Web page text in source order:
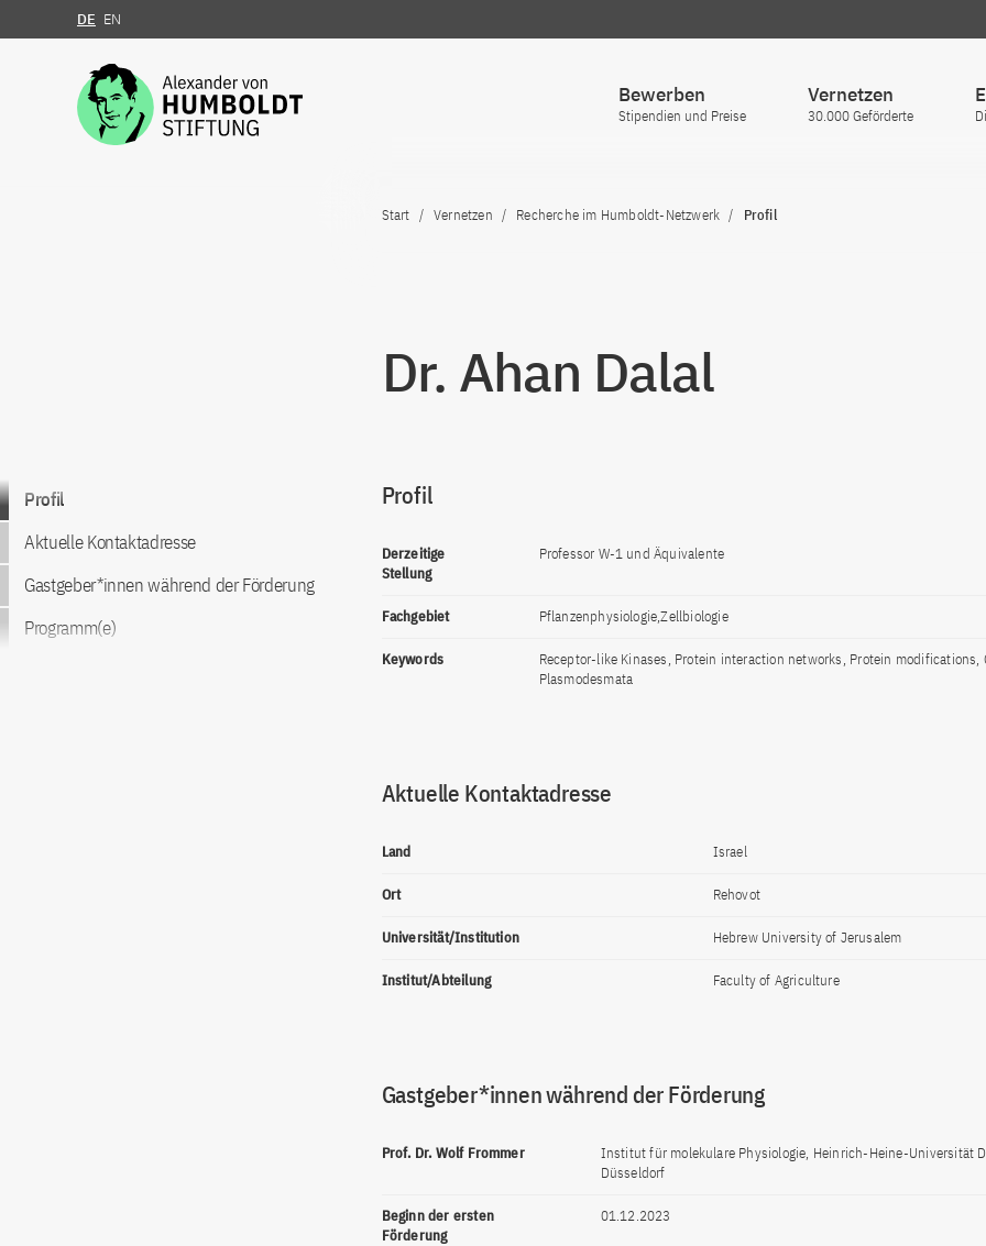
Zum Inhalt springen
DE EN
Bewerben
Stipendien und Preise
Vernetzen
30.000 Geförderte
Start Vernetzen Recherche im Humboldt-Netzwerk Profil
Dr. Ahan Dalal
Zum Inhalt springen
Profil
Aktuelle Kontaktadresse
Gastgeber*innen während der Förderung
Programm(e)
Profil
Derzeitige
Stellung
Professor W-1 und Äquivalente
Fachgebiet Pflanzenphysiologie,Zellbiologie
Keywords
Receptor-like Kinases, Protein interaction networks, Protein modifications,
Plasmodesmata
Aktuelle Kontaktadresse
Land Israel
Ort Rehovot
Universität/Institution Hebrew University of Jerusalem
Institut/Abteilung Faculty of Agriculture
Gastgeber*innen während der Förderung
Prof. Dr. Wolf Frommer
Institut für molekulare Physiologie, Heinrich-Heine-Universität
Düsseldorf
Beginn der ersten
Förderung
01.12.2023